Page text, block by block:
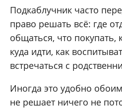
Подкаблучник часто
право решать всё: где
общаться, что покупать,
куда идти, как
встречаться с
Иногда это удобно
не решает ничего не